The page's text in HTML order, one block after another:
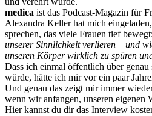
medica ist das Podcast-Magazin für
Alexandra Keller hat mich
sprechen, das viele Frauen tief bewegt:
unserer Sinnlichkeit verlieren – und
unseren Körper wirklich zu spüren
Dass ich einmal öffentlich über genau
würde, hätte ich mir vor ein paar
Und genau das zeigt mir immer
wenn wir anfangen, unseren eigenen
Hier kannst du dir das Interview